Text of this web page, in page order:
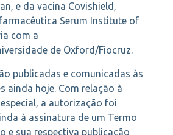
e da vacina Covishield,
Serum Institute of
com a
de Oxford/Fiocruz.
publicadas e comunicadas às
ainda hoje. Com relação à
a autorização foi
à assinatura de um Termo
e sua respectiva publicação